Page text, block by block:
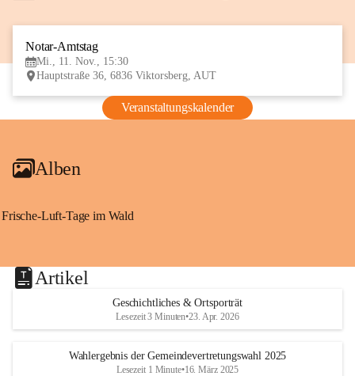
Notar-Amtstag
Mi., 11. Nov., 15:30
Hauptstraße 36, 6836 Viktorsberg, AUT
Veranstaltungskalender
Alben
Frische-Luft-Tage im Wald
Artikel
Geschichtliches & Ortsporträt
Lesezeit 3 Minuten•23. Apr. 2026
Wahlergebnis der Gemeindevertretungswahl 2025
Lesezeit 1 Minute•16. März 2025